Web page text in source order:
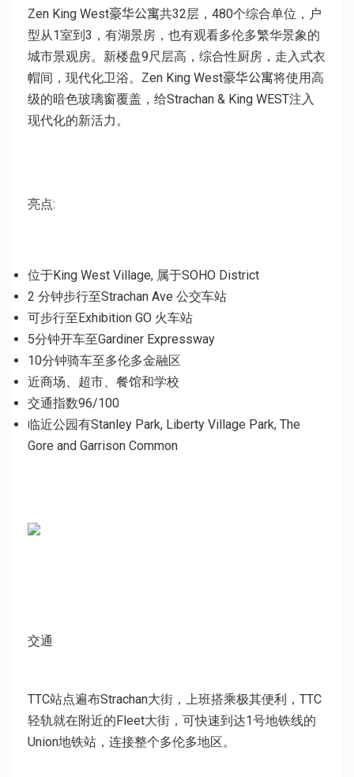
Zen King West豪华公寓共32层，480个综合单位 ， 户
型从1室到3，有湖景房，也有观看多伦多繁华景象的
城市景观房。 新楼盘9尺层高，综合性厨房，走入式衣
帽间，现代化卫浴。 Zen King West豪华公寓将使用高
级的暗色玻璃窗覆盖，给Strachan & King WEST注入
现代化的新活力。
亮点:
位于King West Village, 属于SOHO District
2 分钟步行至Strachan Ave 公交车站
可步行至 Exhibition GO 火车站
5分钟开车至Gardiner Expressway
10分钟骑车至多伦多金融区
近商场、超市、餐馆和学校
交通指数96/100
临近公园有Stanley Park, Liberty Village Park, The
Gore and Garrison Common
交通
TTC站点遍布Strachan大街，上班搭乘极其便利， TTC
轻轨就在附近的Fleet大街，可快速到达1号地铁线的
Union地铁站，连接整个多伦多地区。